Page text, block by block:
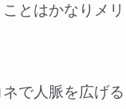
とはかなりメ
で人脈を広げ